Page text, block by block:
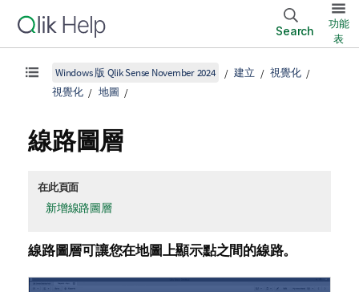
Search
功能
表
Windows 版 Qlik Sense November 2024 建立
視覺化
視覺化
地圖
線路圖層
在此頁面
新增線路圖層
線路圖層可讓您在地圖上顯示點之間的線路。